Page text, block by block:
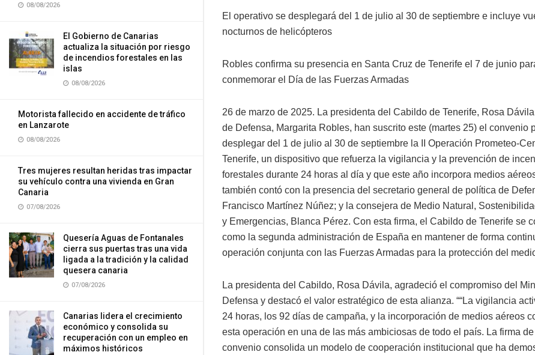
08/08/2026
El Gobierno de Canarias
actualiza la situación por riesgo
de incendios forestales en las
islas
08/08/2026
Motorista fallecido en accidente de tráfico
en Lanzarote
08/08/2026
Tres mujeres resultan heridas tras impactar
su vehículo contra una vivienda en Gran
Canaria
07/08/2026
Quesería Aguas de Fontanales
cierra sus puertas tras una vida
ligada a la tradición y la calidad
quesera canaria
07/08/2026
Canarias lidera el crecimiento
económico y consolida su
recuperación con un empleo en
máximos históricos
El operativo se desplegará del 1 de julio al 30 de septiembre e incluye
nocturnos de helicópteros
Robles confirma su presencia en Santa Cruz de Tenerife el 7 de junio
conmemorar el Día de las Fuerzas Armadas
26 de marzo de 2025. La presidenta del Cabildo de Tenerife, Rosa
de Defensa, Margarita Robles, han suscrito este (martes 25) el convenio
desplegar del 1 de julio al 30 de septiembre la II Operación Prometeo-
Tenerife, un dispositivo que refuerza la vigilancia y la prevención de
forestales durante 24 horas al día y que este año incorpora medios
también contó con la presencia del secretario general de política de
Francisco Martínez Núñez; y la consejera de Medio Natural,
y Emergencias, Blanca Pérez. Con esta firma, el Cabildo de Tenerife se
como la segunda administración de España en mantener de forma
operación conjunta con las Fuerzas Armadas para la protección del
La presidenta del Cabildo, Rosa Dávila, agradeció el compromiso del
Defensa y destacó el valor estratégico de esta alianza. ““La vigilancia
24 horas, los 92 días de campaña, y la incorporación de medios aéreos
esta operación en una de las más ambiciosas de todo el país. La firma
convenio consolida un modelo de cooperación institucional que ha